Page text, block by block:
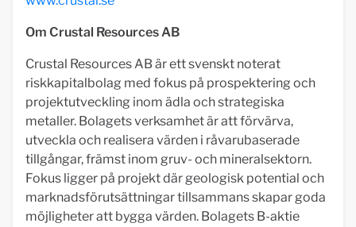
Om Crustal Resources AB
Crustal Resources AB är ett svenskt noterat
riskkapitalbolag med fokus på prospektering och
projektutveckling inom ädla och strategiska
metaller. Bolagets verksamhet är att förvärva,
utveckla och realisera värden i råvarubaserade
tillgångar, främst inom gruv- och mineralsektorn.
Fokus ligger på projekt där geologisk potential och
marknadsförutsättningar tillsammans skapar goda
möjligheter att bygga värden. Bolagets B-aktie